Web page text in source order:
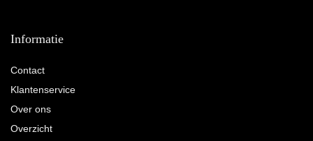
Informatie
Contact
Klantenservice
Over ons
Overzicht